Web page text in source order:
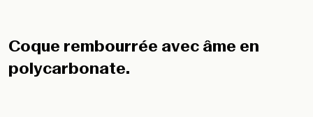
Coque rembourrée avec âme en
polycarbonate.